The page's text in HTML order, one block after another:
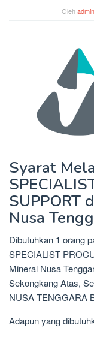
Olehadmin
Syarat
SUPPORT
Nusa
Dibutuhkan 1 orang
SPECIALIST
Mineral Nusa
Sekongkang Atas,
NUSA TENGGARA
Adapun yang